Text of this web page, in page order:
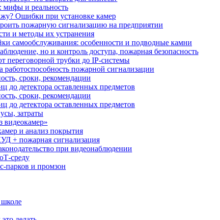
мифы и реальность
Ошибки при установке камер
пожарную сигнализацию на предприятии
и методы их устранения
самообслуживания: особенности и подводные камни
но и контроль доступа, пожарная безопасность
переговорной трубки до IP-системы
работоспособность пожарной сигнализации
сроки, рекомендации
до детектора оставленных предметов
сроки, рекомендации
до детектора оставленных предметов
затраты
видеокамер»
и анализ покрытия
+ пожарная сигнализация
при видеонаблюдении
и промзон